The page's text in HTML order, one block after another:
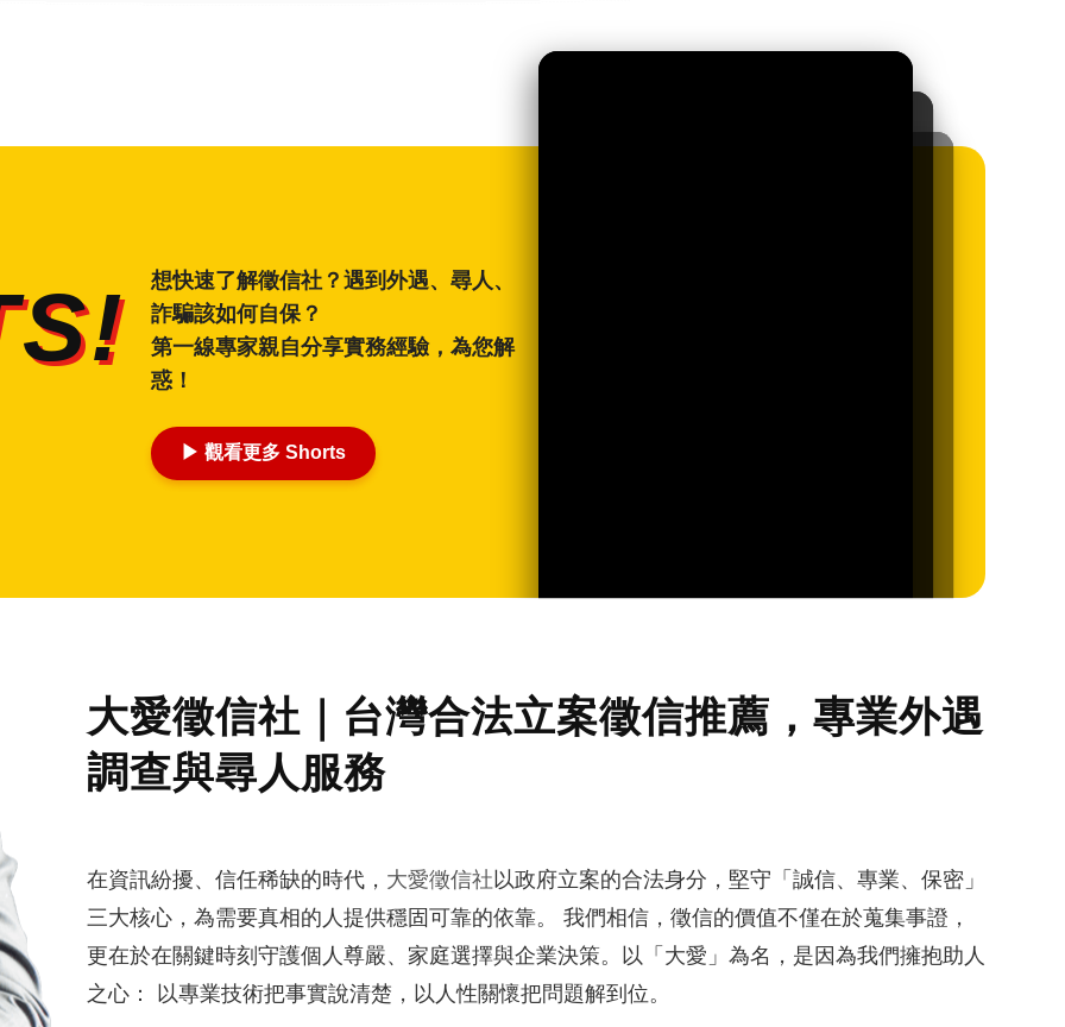
想快速了解徵信社？遇到外遇、尋人、
詐騙該如何自保？
第一線專家親自分享實務經驗，為您解
惑！
▶ 觀看更多 Shorts
大愛徵信社｜台灣合法立案徵信推薦，專業外遇
調查與尋人服務
在資訊紛擾、信任稀缺的時代， 大愛徵信社 以政府立案的合法身分，堅守「誠信、專業、保密」
三大核心，為需要真相的人提供穩固可靠的依靠。 我們相信，徵信的價值不僅在於蒐集事證，
更在於在關鍵時刻守護個人尊嚴、家庭選擇與企業決策。以「大愛」為名，是因為我們擁抱助人
之心： 以專業技術把事實說清楚，以人性關懷把問題解到位。